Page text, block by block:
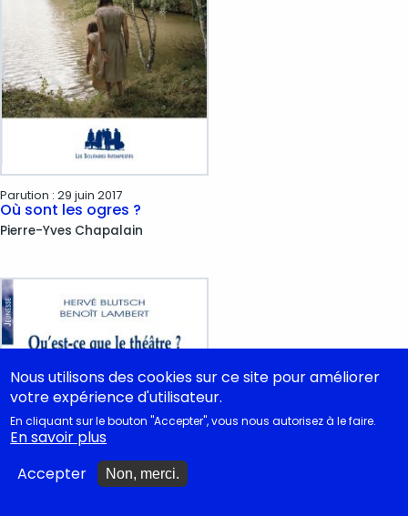
Parution : 29 juin 2017
Où sont les ogres ?
Pierre-Yves Chapalain
Nous utilisons des cookies sur ce site pour améliorer
votre expérience d'utilisateur.
En cliquant sur le bouton "Accepter", vous nous autorisez à le faire.
En savoir plus
Accepter
Non, merci.